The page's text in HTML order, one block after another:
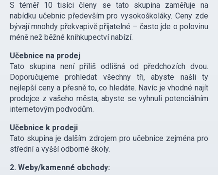
S téměř 10 tisíci členy se tato skupina zaměřuje na
nabídku učebnic především pro vysokoškoláky. Ceny zde
bývají mnohdy překvapivě přijatelné – často jde o polovinu
méně než běžné knihkupectví nabízí.
Učebnice na prodej
Tato skupina není příliš odlišná od předchozích dvou.
Doporučujeme prohledat všechny tři, abyste našli ty
nejlepší ceny a přesně to, co hledáte. Navíc je vhodné najít
prodejce z vašeho města, abyste se vyhnuli potenciálním
internetovým podvodům.
Učebnice k prodeji
Tato skupina je dalším zdrojem pro učebnice zejména pro
střední a vyšší odborné školy.
2. Weby/kamenné obchody: